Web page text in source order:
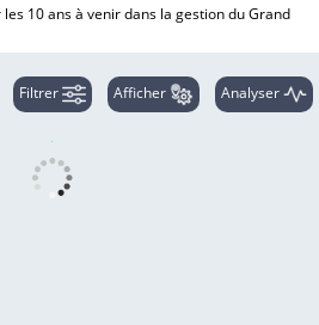
10 ans à venir dans la gestion du Grand
Filtrer Afficher Analyser